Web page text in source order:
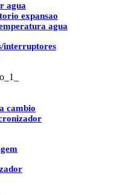
agua
expansao
agua
interruptores
cambio